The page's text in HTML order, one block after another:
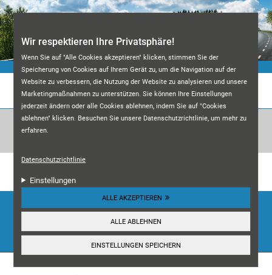
Wir respektieren Ihre Privatsphäre!
Wenn Sie auf "Alle Cookies akzeptieren" klicken, stimmen Sie der
Speicherung von Cookies auf Ihrem Gerät zu, um die Navigation auf der
Website zu verbessern, die Nutzung der Website zu analysieren und unsere
Marketingmaßnahmen zu unterstützen. Sie können Ihre Einstellungen
jederzeit ändern oder alle Cookies ablehnen, indem Sie auf "Cookies
ablehnen" klicken. Besuchen Sie unsere Datenschutzrichtlinie, um mehr zu
erfahren.
Datenschutzrichtlinie
Einstellungen
ALLE AKZEPTIEREN
ALLE ABLEHNEN
EINSTELLUNGEN SPEICHERN
Direkt zum Inhalt
KFZ-MEISTERWERKSTATT M&A
Unsere Kundenbewertungen:
Navigation☰